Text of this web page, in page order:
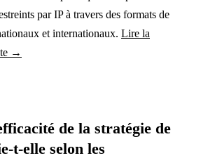
par IP à travers des formats de
et internationaux. Lire la
→
de la stratégie de
t-elle selon les